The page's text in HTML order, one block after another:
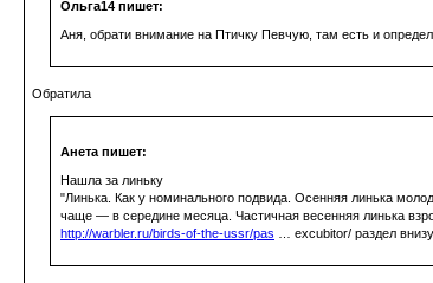
Ольга14 пишет:
Аня, обрати внимание на Птичку Певчую, там есть и
Обратила
Анета пишет:
Нашла за линьку
"Линька. Как у номинального подвида. Осенняя линька
чаще — в середине месяца. Частичная весенняя линька
http://warbler.ru/birds-of-the-ussr/pas … excubitor/ раздел